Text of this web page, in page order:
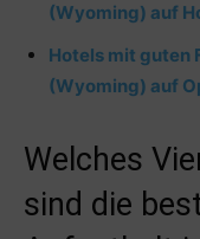
(Wyoming) auf
Hotels mit guten
(Wyoming) auf
Welches
sind die